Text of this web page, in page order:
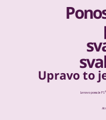
Upravo to
Lenovo pomaže F1 ®
AI